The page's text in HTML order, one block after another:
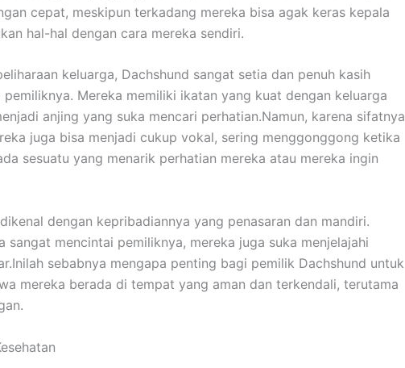
cepat, meskipun terkadang mereka bisa agak keras kepala
hal-hal dengan cara mereka sendiri.
keluarga, Dachshund sangat setia dan penuh kasih
pemiliknya. Mereka memiliki ikatan yang kuat dengan keluarga
anjing yang suka mencari perhatian.Namun, karena sifatnya
juga bisa menjadi cukup vokal, sering menggonggong ketika
sesuatu yang menarik perhatian mereka atau mereka ingin
dengan kepribadiannya yang penasaran dan mandiri.
sangat mencintai pemiliknya, mereka juga suka menjelajahi
Inilah sebabnya mengapa penting bagi pemilik Dachshund untuk
mereka berada di tempat yang aman dan terkendali, terutama